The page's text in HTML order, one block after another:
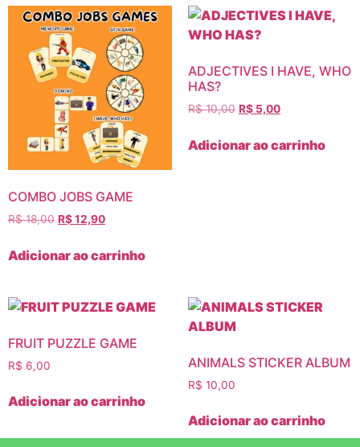
COMBO JOBS GAME
R$18,00 R$12,90
Adicionar ao carrinho
ADJECTIVES I HAVE, WHO
HAS?
R$10,00 R$ 5,00
Adicionar ao carrinho
FRUIT PUZZLE GAME
R$ 6,00
Adicionar ao carrinho
ANIMALS STICKER ALBUM
R$ 10,00
Adicionar ao carrinho